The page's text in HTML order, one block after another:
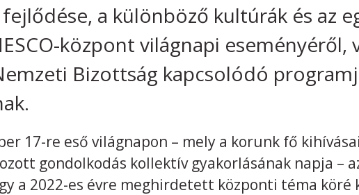
a különböző kultúrák és az
központ világnapi eseményéről,
Bizottság kapcsolódó
17-re eső világnapon – mely a korunk fő
gondolkodás kollektív gyakorlásának napja –
a 2022-es évre meghirdetett központi téma köré